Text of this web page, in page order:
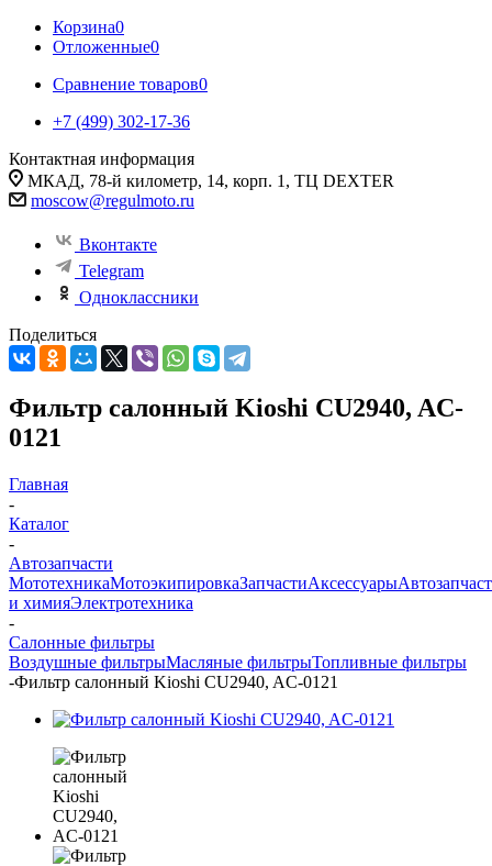
Корзина0
Отложенные0
Сравнение товаров0
+7 (499) 302-17-36
Контактная информация
МКАД, 78-й километр, 14, корп. 1, ТЦ DEXTER
moscow@regulmoto.ru
Вконтакте
Telegram
Одноклассники
Поделиться
Фильтр салонный Kioshi CU2940, AC-
0121
Главная
-
Каталог
-
Автозапчасти
МототехникаМотоэкипировкаЗапчастиАксессуары
и химияЭлектротехника
-
Салонные фильтры
Воздушные фильтрыМасляные фильтрыТопливные фильтры
-Фильтр салонный Kioshi CU2940, AC-0121